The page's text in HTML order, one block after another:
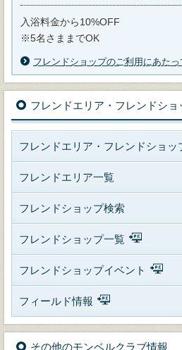
入浴料金から10%OFF
※5名さままでOK
フレンドショップのご利用にあたっ
フレンドエリア・フレンドショ
フレンドエリア・フレンドショッ
フレンドエリア一覧
フレンドショップ検索
フレンドショップ一覧
フレンドショップイベント
フィールド情報
その他のモンベルクラブ情報